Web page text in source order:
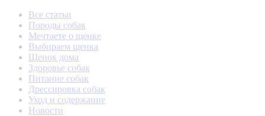
Все статьи
Породы собак
Мечтаете о щенке
Выбираем щенка
Щенок дома
Здоровье собак
Питание собак
Дрессировка собак
Уход и содержание
Новости